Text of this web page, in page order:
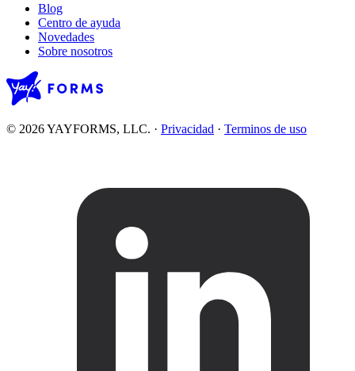
Blog
Centro de ayuda
Novedades
Sobre nosotros
© 2026 YAYFORMS, LLC. · Privacidad · Terminos de uso